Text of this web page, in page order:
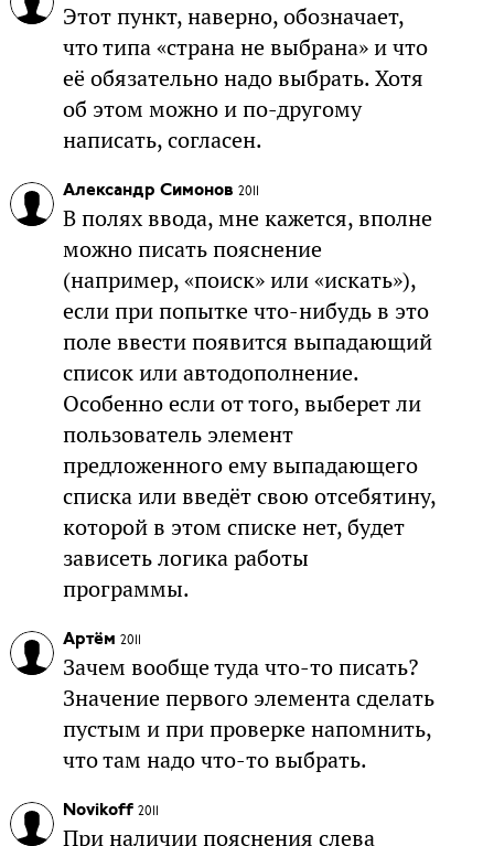
Этот пункт, наверно, обозначает,
что типа «страна не выбрана» и что
её обязательно надо выбрать. Хотя
об этом можно и по-другому
написать, согласен.
Александр Симонов 2011
В полях ввода, мне кажется, вполне
можно писать пояснение
(например, «поиск» или «искать»),
если при попытке что-нибудь в это
поле ввести появится выпадающий
список или автодополнение.
Особенно если от того, выберет ли
пользователь элемент
предложенного ему выпадающего
списка или введёт свою отсебятину,
которой в этом списке нет, будет
зависеть логика работы
программы.
Артём 2011
Зачем вообще туда что-то писать?
Значение первого элемента сделать
пустым и при проверке напомнить,
что там надо что-то выбрать.
Novikoff 2011
При наличии пояснения слева